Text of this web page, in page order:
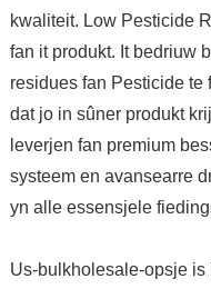
kwaliteit. Low Pesticide
fan it produkt. It bedriuw
residues fan Pesticide te
dat jo in sûner produkt
leverjen fan premium
systeem en avansearre
yn alle essensjele
Us-bulkholesale-opsje